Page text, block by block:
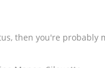
then you're probably